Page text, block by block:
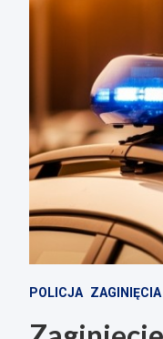
POLICJA ZAGINIĘCIA